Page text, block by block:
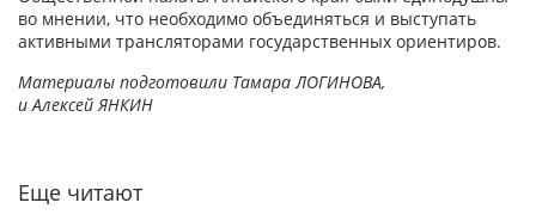
во мнении, что необходимо объединяться и выступать
активными трансляторами государственных ориентиров.
Материалы подготовили Тамара ЛОГИНОВА,
и Алексей ЯНКИН
Еще читают